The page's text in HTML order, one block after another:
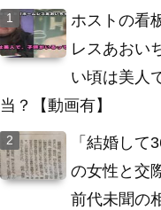
ホストの看
レスあおい
い頃は美人
当？【動画有】
「結婚して
の女性と交
前代未聞の